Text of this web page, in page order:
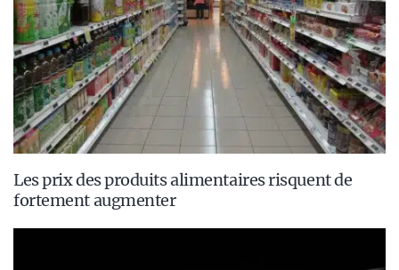
Les prix des produits alimentaires risquent de
fortement augmenter